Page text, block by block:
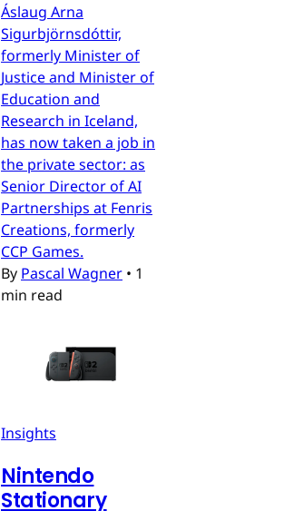
Áslaug Arna
Sigurbjörnsdóttir,
formerly Minister of
Justice and Minister of
Education and
Research in Iceland,
has now taken a job in
the private sector: as
Senior Director of AI
Partnerships at Fenris
Creations, formerly
CCP Games.
By Pascal Wagner • 1
min read
Insights
Nintendo
Stationary